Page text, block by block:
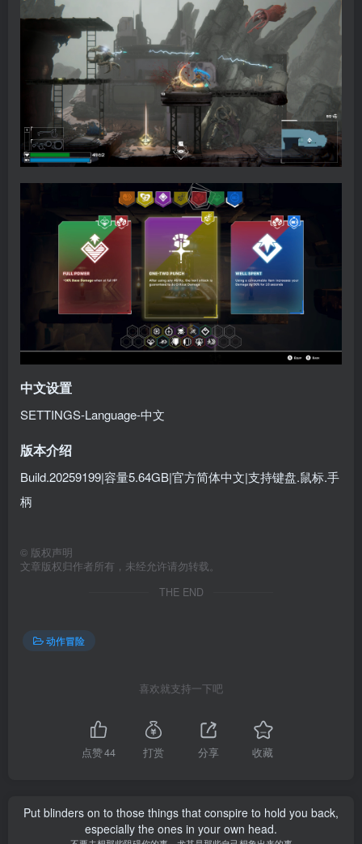
中文设置
SETTINGS-Language-中文
版本介绍
Build.20259199|容量5.64GB|官方简体中文|支持键盘.鼠标.手
柄
© 版权声明
文章版权归作者所有，未经允许请勿转载。
THE END
动作冒险
喜欢就支持一下吧
点赞44 打赏 分享 收藏
Put blinders on to those things that conspire to hold you back,
especially the ones in your own head.